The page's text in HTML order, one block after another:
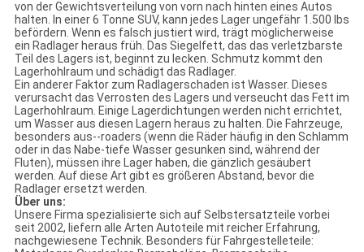
von der Gewichtsverteilung von vorn nach hinten eines Autos
halten. In einer 6 Tonne SUV, kann jedes Lager ungefähr 1.500 lbs
befördern. Wenn es falsch justiert wird, trägt möglicherweise
ein Radlager heraus früh. Das Siegelfett, das das verletzbarste
Teil des Lagers ist, beginnt zu lecken. Schmutz kommt den
Lagerhohlraum und schädigt das Radlager.
Ein anderer Faktor zum Radlagerschaden ist Wasser. Dieses
verursacht das Verrosten des Lagers und verseucht das Fett im
Lagerhohlraum. Einige Lagerdichtungen werden nicht errichtet,
um Wasser aus diesen Lagern heraus zu halten. Die Fahrzeuge,
besonders aus--roaders (wenn die Räder häufig in den Schlamm
oder in das Nabe-tiefe Wasser gesunken sind, während der
Fluten), müssen ihre Lager haben, die gänzlich gesäubert
werden. Auf diese Art gibt es größeren Abstand, bevor die
Radlager ersetzt werden.
Über uns:
Unsere Firma spezialisierte sich auf Selbstersatzteile vorbei
seit 2002, liefern alle Arten Autoteile mit reicher Erfahrung,
nachgewiesene Technik. Besonders für Fahrgestelleteile: